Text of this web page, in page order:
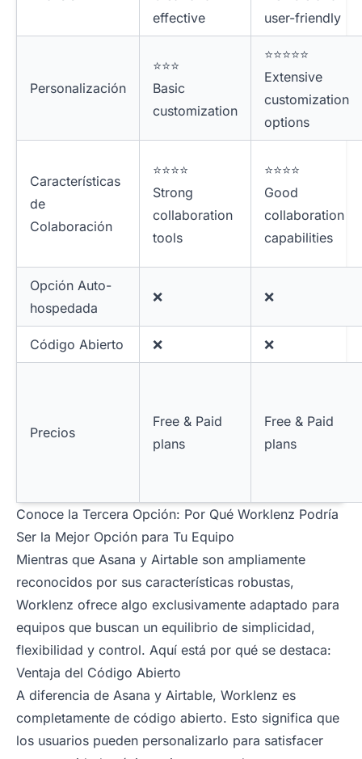
effective
user-friendly
Personalización
⭐⭐⭐
Basic
customization
⭐⭐⭐⭐⭐
Extensive
customization
options
Características
de
Colaboración
⭐⭐⭐⭐
Strong
collaboration
tools
⭐⭐⭐⭐
Good
collaboration
capabilities
Opción Auto-
hospedada
❌ ❌
Código Abierto ❌ ❌
Precios
Free & Paid
plans
Free & Paid
plans
Conoce la Tercera Opción: Por Qué Worklenz Podría
Ser la Mejor Opción para Tu Equipo
Mientras que Asana y Airtable son ampliamente
reconocidos por sus características robustas,
Worklenz ofrece algo exclusivamente adaptado para
equipos que buscan un equilibrio de simplicidad,
flexibilidad y control. Aquí está por qué se destaca:
Ventaja del Código Abierto
A diferencia de Asana y Airtable, Worklenz es
completamente de código abierto. Esto significa que
los usuarios pueden personalizarlo para satisfacer